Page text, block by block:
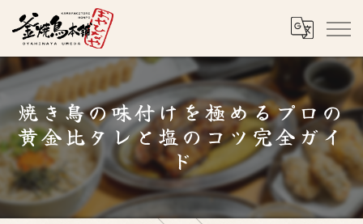
焼き鳥の味付けを極めるプロの
黄金比タレと塩のコツ完全ガイ
ド